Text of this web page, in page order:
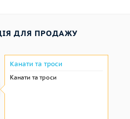
ДЛЯ ПРОДАЖУ
Канати та троси
Канати та троси